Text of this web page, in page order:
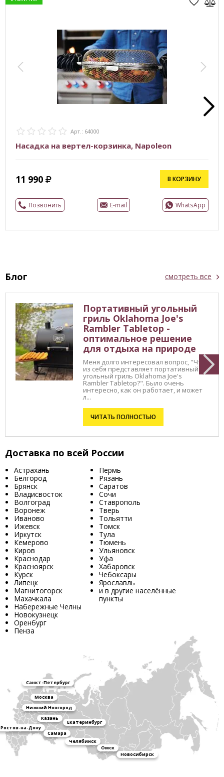
Арт.: 64000
Насадка на вертел-корзинка, Napoleon
11 990 В КОРЗИНУ
Позвонить E-mail WhatsApp
Блог смотреть все
Портативный угольный
гриль Oklahoma Joe's
Rambler Tabletop -
оптимальное решение
для отдыха на природе
Меня долго интересовал вопрос, "Что
из себя представляет портативный
угольный гриль Oklahoma Joe's
Rambler Tabletop?". Было очень
интересно, как он работает, и может
л...
ЧИТАТЬ ПОЛНОСТЬЮ
Доставка по всей России
Астрахань
Белгород
Брянск
Владисвосток
Волгоград
Воронеж
Иваново
Ижевск
Иркутск
Кемерово
Киров
Краснодар
Красноярск
Курск
Липецк
Магнитогорск
Махачкала
Набережные Челны
Новокузнецк
Оренбург
Пенза
Пермь
Рязань
Саратов
Сочи
Ставрополь
Тверь
Тольятти
Томск
Тула
Тюмень
Ульяновск
Уфа
Хабаровск
Чебоксары
Ярославль
и в другие населённые
пункты
Санкт-Петербург
Москва
Нижний Новгород
Казань
Екатеринбург
Ростов-на-Дону
Самара
Челябинск
Омск
Новосибирск